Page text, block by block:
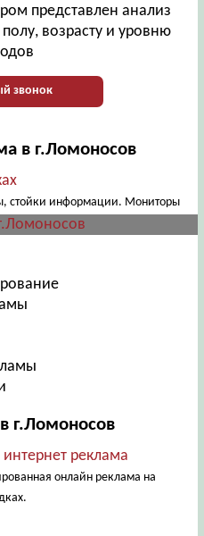
представлен анализ
возрасту и уровню
звонок
в г.Ломоносов
стойки информации. Мониторы
г.Ломоносов
реклама
онлайн реклама на